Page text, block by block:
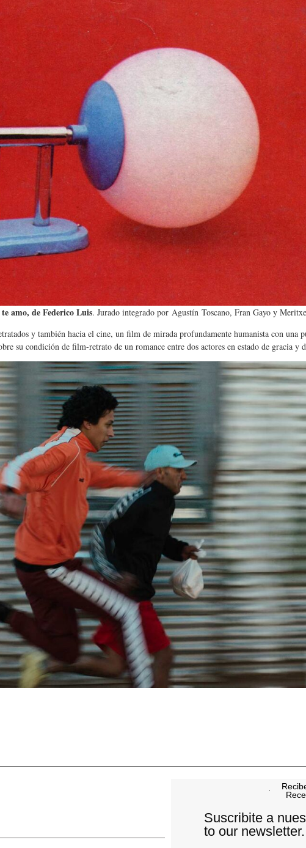
amo, de Federico Luis. Jurado integrado por Agustín Toscano, Fran Gayo y
y también hacia el cine, un film de mirada profundamente humanista con una
su condición de film-retrato de un romance entre dos actores en estado de gracia y
Suscribite a
to our newsletter.